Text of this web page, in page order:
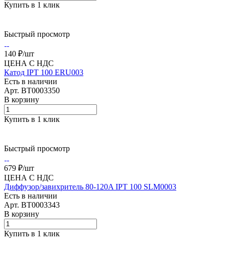
Купить в 1 клик
Быстрый просмотр
140 ₽/шт
ЦЕНА С НДС
Катод IPT 100 ERU003
Есть в наличии
Арт. BT0003350
В корзину
Купить в 1 клик
Быстрый просмотр
679 ₽/шт
ЦЕНА С НДС
Диффузор/завихритель 80-120A IPT 100 SLM0003
Есть в наличии
Арт. BT0003343
В корзину
Купить в 1 клик